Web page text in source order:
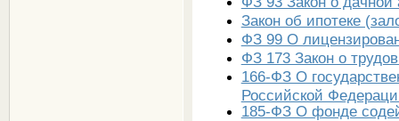
Закон об ипотеке
ФЗ 99 О
ФЗ 173 Закон о
166-ФЗ О
Российской
185-ФЗ О фонде